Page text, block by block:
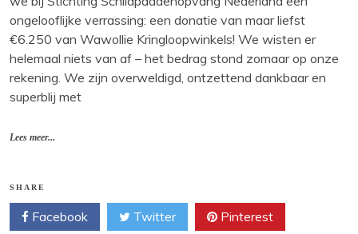
ongelooflijke verrassing: een donatie van maar liefst
€6.250 van Wawollie Kringloopwinkels! We wisten er
helemaal niets van af – het bedrag stond zomaar op onze
rekening. We zijn overweldigd, ontzettend dankbaar en
superblij met
Lees meer...
SHARE
Facebook Twitter Pinterest